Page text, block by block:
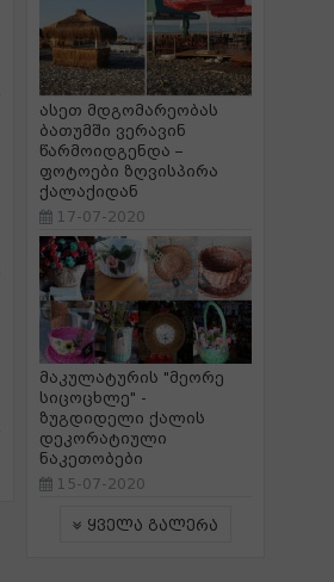
ასეთ მდგომარეობას
ბათუმში ვერავინ
წარმოიდგენდა –
ფოტოები ზღვისპირა
ქალაქიდან
17-07-2020
მაკულატურის "მეორე
სიცოცხლე" -
ზუგდიდელი ქალის
დეკორატიული
ნაკეთობები
15-07-2020
ყველა გალერა